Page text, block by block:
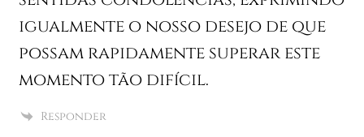
igualmente o nosso desejo de que
possam rapidamente superar este
momento tão difícil.
Responder